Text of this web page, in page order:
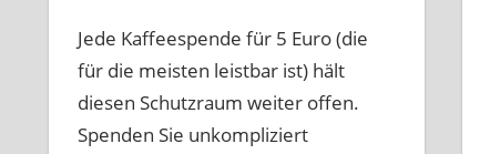
Jede Kaffeespende für 5 Euro (die
für die meisten leistbar ist) hält
diesen Schutzraum weiter offen.
Spenden Sie unkompliziert